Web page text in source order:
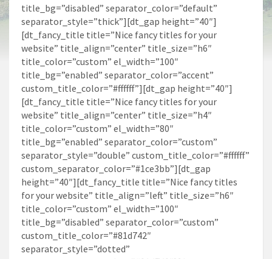
title_bg=”disabled” separator_color=”default”
separator_style=”thick”][dt_gap height=”40″]
[dt_fancy_title title=”Nice fancy titles for your
website” title_align=”center” title_size=”h6″
title_color=”custom” el_width=”100″
title_bg=”enabled” separator_color=”accent”
custom_title_color=”#ffffff”][dt_gap height=”40″]
[dt_fancy_title title=”Nice fancy titles for your
website” title_align=”center” title_size=”h4″
title_color=”custom” el_width=”80″
title_bg=”enabled” separator_color=”custom”
separator_style=”double” custom_title_color=”#ffffff”
custom_separator_color=”#1ce3bb”][dt_gap
height=”40″][dt_fancy_title title=”Nice fancy titles
for your website” title_align=”left” title_size=”h6″
title_color=”custom” el_width=”100″
title_bg=”disabled” separator_color=”custom”
custom_title_color=”#81d742″
separator_style=”dotted”